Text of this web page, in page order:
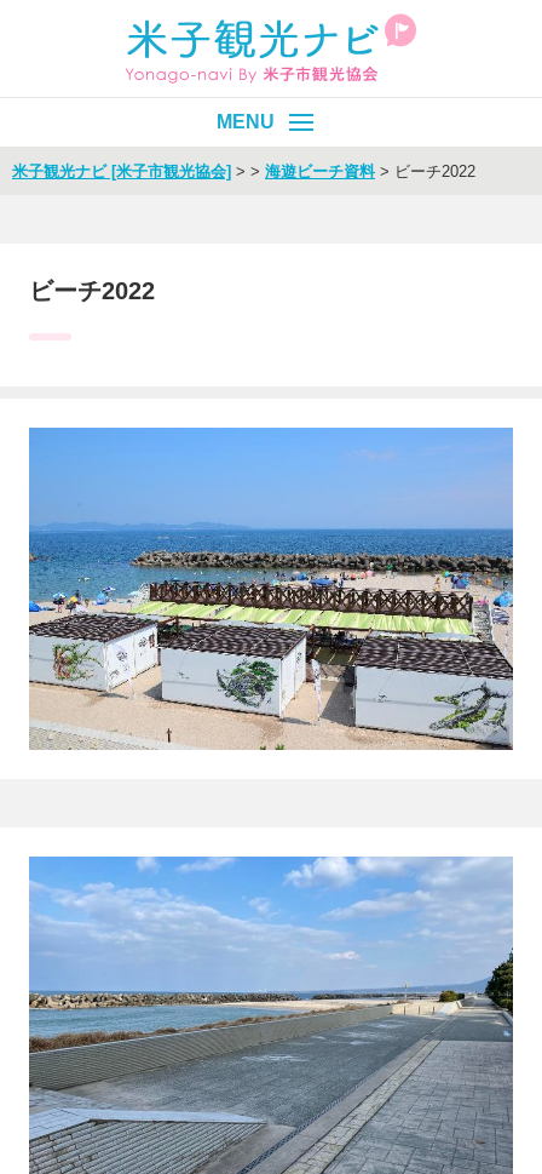
イベント
米子観光ナビ [米子市観光協会] > > 海遊ビーチ資料 > ビーチ2022
ビーチ2022